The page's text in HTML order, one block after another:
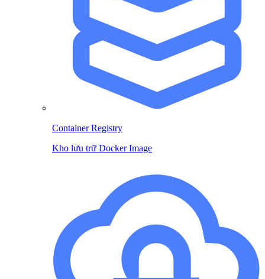
Container Registry
Kho lưu trữ Docker Image